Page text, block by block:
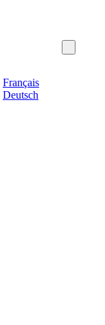
Français
Deutsch